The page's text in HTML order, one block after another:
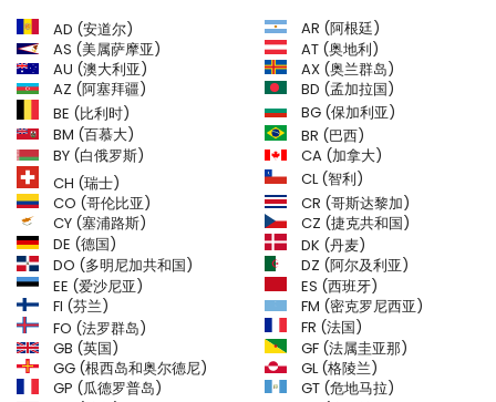
AD (安道尔)
AR (阿根廷)
AS (美属萨摩亚)
AT (奥地利)
AU (澳大利亚)
AX (奥兰群岛)
AZ (阿塞拜疆)
BD (孟加拉国)
BE (比利时)
BG (保加利亚)
BM (百慕大)
BR (巴西)
BY (白俄罗斯)
CA (加拿大)
CH (瑞士)
CL (智利)
CO (哥伦比亚)
CR (哥斯达黎加)
CY (塞浦路斯)
CZ (捷克共和国)
DE (德国)
DK (丹麦)
DO (多明尼加共和国)
DZ (阿尔及利亚)
EE (爱沙尼亚)
ES (西班牙)
FI (芬兰)
FM (密克罗尼西亚)
FO (法罗群岛)
FR (法国)
GB (英国)
GF (法属圭亚那)
GG (根西岛和奥尔德尼)
GL (格陵兰)
GP (瓜德罗普岛)
GT (危地马拉)